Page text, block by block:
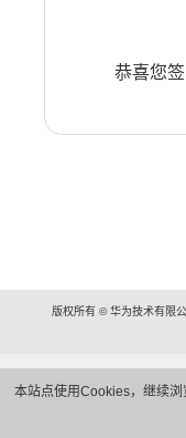
本站点使用Cookies，继续
恭喜您
版权所有 © 华为技术有限